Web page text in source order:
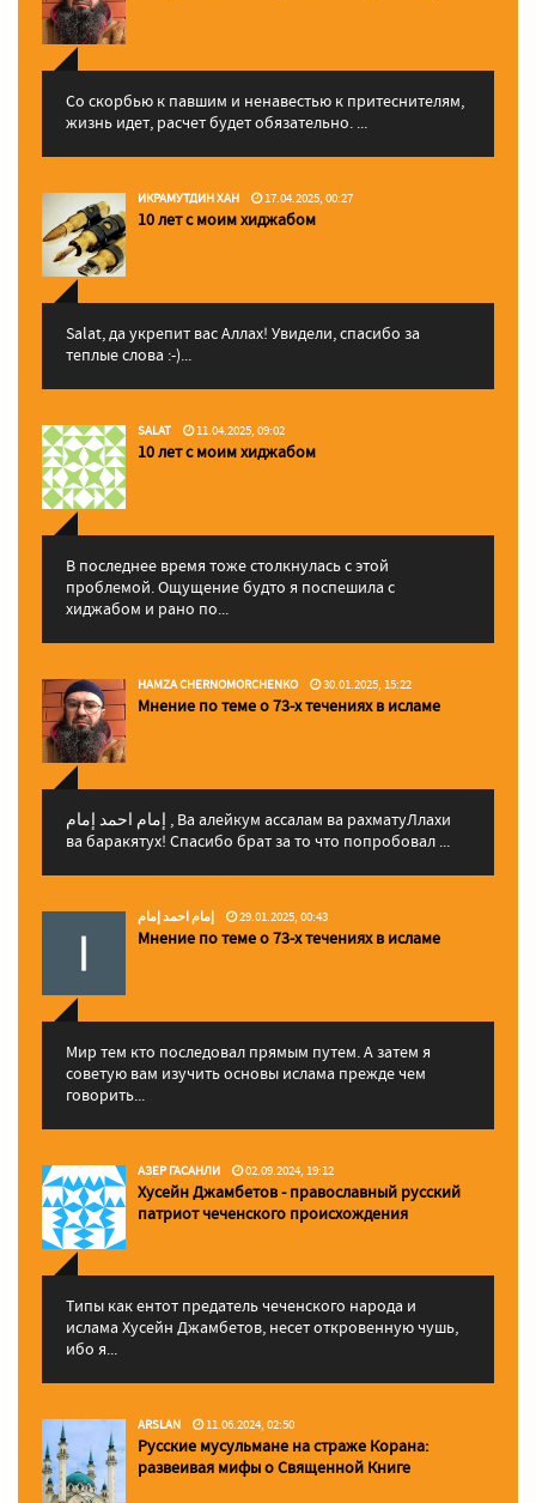
Со скорбью к павшим и ненавестью к притеснителям,
жизнь идет, расчет будет обязательно. ...
ИКРАМУТДИН ХАН 17.04.2025, 00:27
10 лет с моим хиджабом
Salat, да укрепит вас Аллаx! Увидели, спасибо за
теплые слова :-)...
SALAT 11.04.2025, 09:02
10 лет с моим хиджабом
В последнее время тоже столкнулась с этой
проблемой. Ощущение будто я поспешила с
хиджабом и рано по...
HAMZA CHERNOMORCHENKO 30.01.2025, 15:22
Мнение по теме о 73-х течениях в исламе
إمام احمد إمام , Ва алейкум ассалам ва рахматуЛлахи
ва баракятух! Спасибо брат за то что попробовал ...
إمام احمد إمام 29.01.2025, 00:43
Мнение по теме о 73-х течениях в исламе
Мир тем кто последовал прямым путем. А затем я
советую вам изучить основы ислама прежде чем
говорить...
АЗЕР ГАСАНЛИ 02.09.2024, 19:12
Хусейн Джамбетов - православный русский
патриот чеченского происхождения
Типы как ентот предатель чеченского народа и
ислама Хусейн Джамбетов, несет откровенную чушь,
ибо я...
ARSLAN 11.06.2024, 02:50
Русские мусульмане на страже Корана:
pазвеивая мифы о Священной Книге